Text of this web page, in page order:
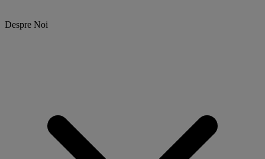
Despre Noi